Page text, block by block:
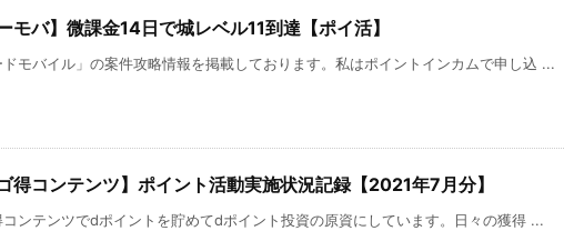
ーモバ】微課金14日で城レベル11到達【ポイ活】
ドモバイル」の案件攻略情報を掲載しております。私はポイントインカムで申し込 ...
ゴ得コンテンツ】ポイント活動実施状況記録【2021年7月分】
コンテンツでdポイントを貯めてdポイント投資の原資にしています。日々の獲得 ...